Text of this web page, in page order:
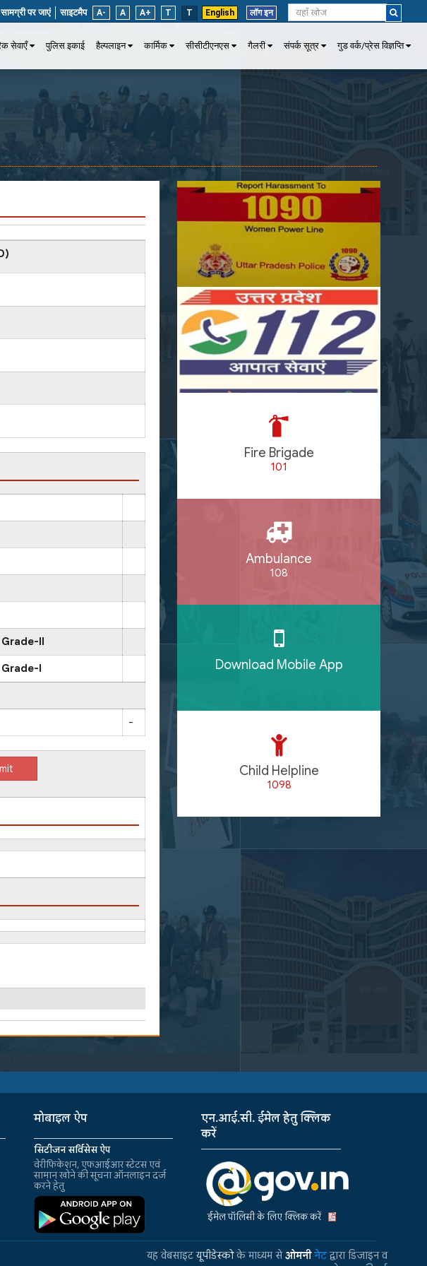
पर जाएं साइटमैप A- A A+ T T English लॉग इन
सेवाएँ पुलिस इकाई हैल्पलाइन कार्मिक सीसीटीएनएस गैलरी संपर्क सूत्र गुड वर्क/प्रेस विज्ञप्ति
II
I
-
Fire Brigade
101
Ambulance
108
Download Mobile App
Child Helpline
1098
मोबाइल ऐप
सिटीजन सर्विसेस ऐप
वेरीफिकेशन, एफआईआर स्टेटस एवं
सामान खोने की सूचना ऑनलाइन दर्ज
करने हेतु
एन.आई.सी. ईमेल हेतु क्लिक
करें
ईमेल पॉलिसी के लिए क्लिक करें
यह वेबसाइटयूपीडेस्कोके माध्यम सेओमनीनेटद्वारा डिजाइन व